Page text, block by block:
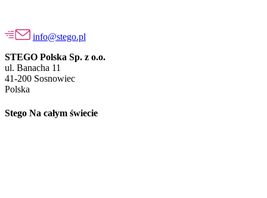
info@stego.pl
STEGO Polska Sp. z o.o.
ul. Banacha 11
41-200 Sosnowiec
Polska
Stego Na całym świecie